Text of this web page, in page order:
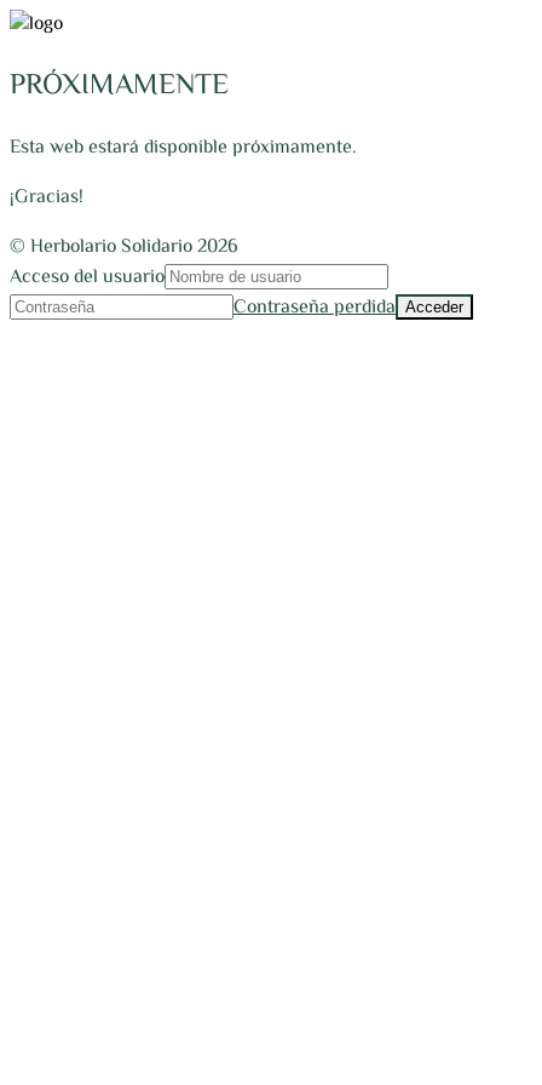
PRÓXIMAMENTE
Esta web estará disponible próximamente.
¡Gracias!
© Herbolario Solidario 2026
Acceso del usuario
Contraseña perdida